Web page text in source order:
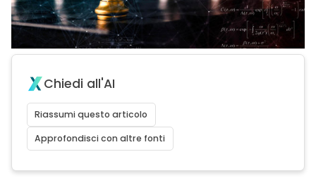
Chiedi all'AI
Riassumi questo articolo
Approfondisci con altre fonti